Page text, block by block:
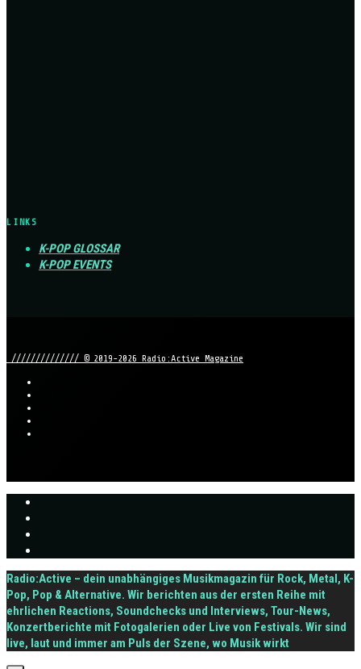
LINKS
K-POP GLOSSAR
K-POP EVENTS
////////////// © 2019-2026 Radio:Active Magazine
Radio:Active – dein unabhängiges Musikmagazin für Rock, Metal, K-
Pop, Pop & Alternative. Wir berichten aus der ersten Reihe mit
ehrlichen Reactions, Soundchecks und Interviews, Tour-News,
Konzertberichte mit Fotogalerien oder Live von Festivals. Wir sind
live, laut und immer am Puls der Szene, wo Musik wirkt